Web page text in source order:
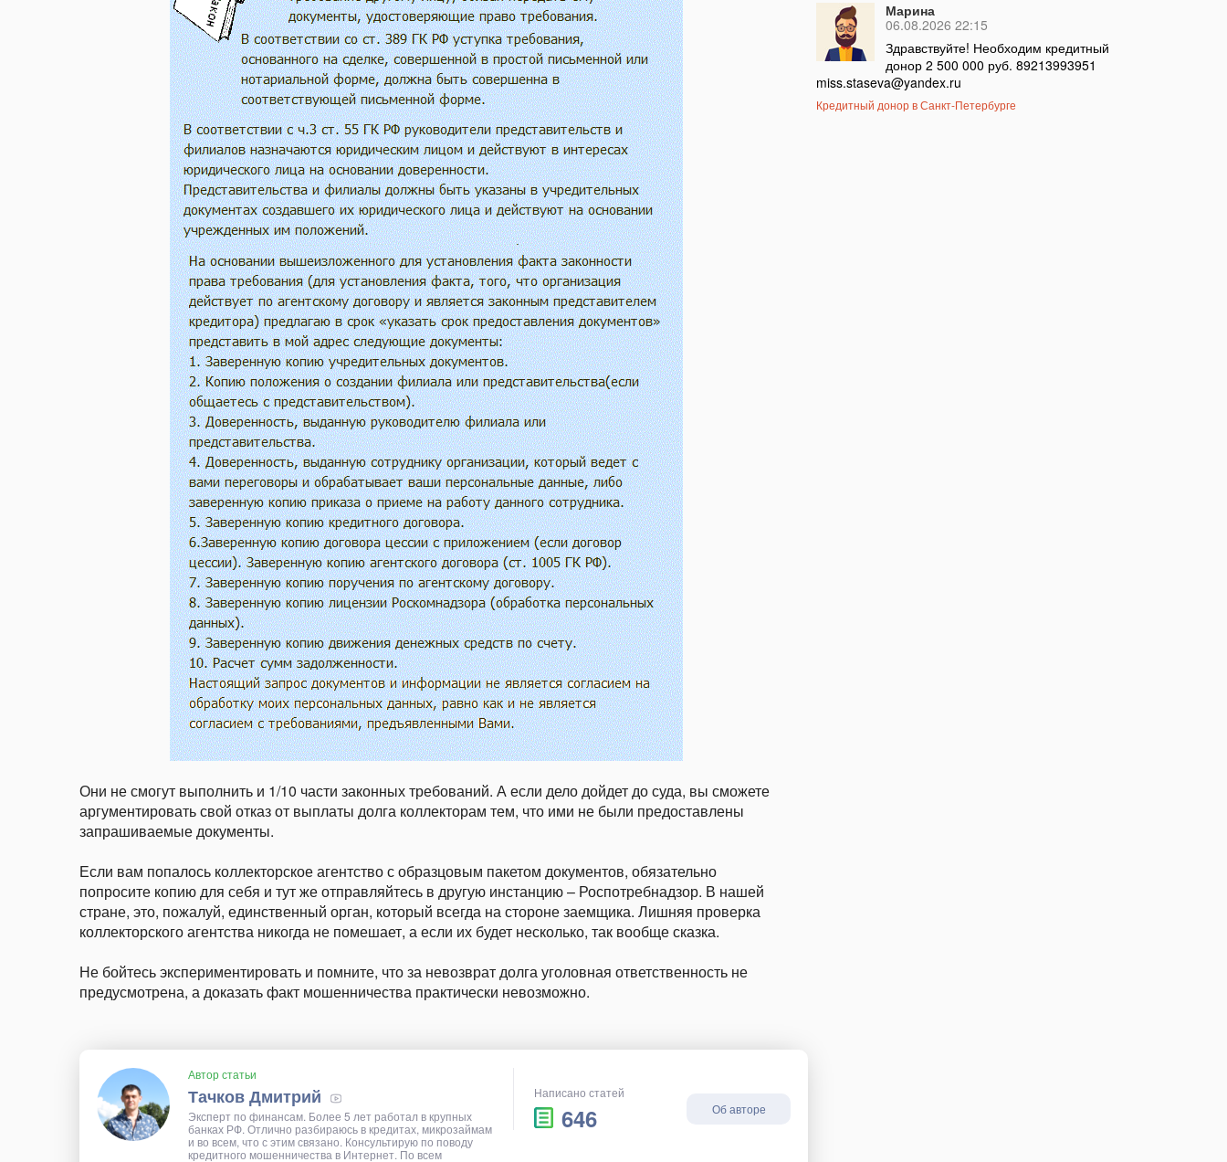
Они не смогут выполнить и 1/10 части законных требований. А если дело дойдет до суда, вы сможете
аргументировать свой отказ от выплаты долга коллекторам тем, что ими не были предоставлены
запрашиваемые документы.
Если вам попалось коллекторское агентство с образцовым пакетом документов, обязательно
попросите копию для себя и тут же отправляйтесь в другую инстанцию – Роспотребнадзор. В нашей
стране, это, пожалуй, единственный орган, который всегда на стороне заемщика. Лишняя проверка
коллекторского агентства никогда не помешает, а если их будет несколько, так вообще сказка.
Не бойтесь экспериментировать и помните, что за невозврат долга уголовная ответственность не
предусмотрена, а доказать факт мошенничества практически невозможно.
Автор статьи
Тачков Дмитрий
Эксперт по финансам. Более 5 лет работал в крупных
банках РФ. Отлично разбираюсь в кредитах, микрозаймам
и во всем, что с этим связано. Консультирую по поводу
кредитного мошенничества в Интернет. По всем
Написано статей
646 Об авторе
Марина
06.08.2026 22:15
Здравствуйте! Необходим кредитный
донор 2 500 000 руб. 89213993951
miss.staseva@yandex.ru
Кредитный донор в Санкт-Петербурге